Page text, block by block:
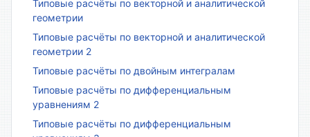
Типовые расчёты по векторной и аналитической
геометрии
Типовые расчёты по векторной и аналитической
геометрии 2
Типовые расчёты по двойным интегралам
Типовые расчёты по дифференциальным
уравнениям 2
Типовые расчёты по дифференциальным